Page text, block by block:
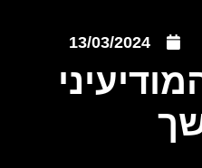
13/03/2024